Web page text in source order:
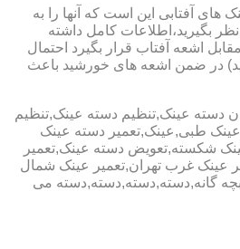
های آفتابی این است که آنها را به
بگیرید،اطلاعات کامل داشته
اشعه آفتاب قرار بگیرد احتمال
در ضمن اشعه های خورشید باعث
دسته عینک,تنظیم دسته عینک,تنظیم
طبی,عینک,تعمیر دسته عینک
شکسته,تعویض دسته عینک,تعمیر
عینک غرب تهران,تعمیر عینک شمال
گانه,دسته,دسته,دسته,دسته می